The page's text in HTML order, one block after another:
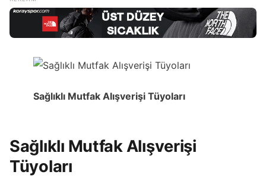
Sağlıklı Mutfak Alışverişi Tüyoları
Sağlıklı Mutfak Alışverişi
Tüyoları